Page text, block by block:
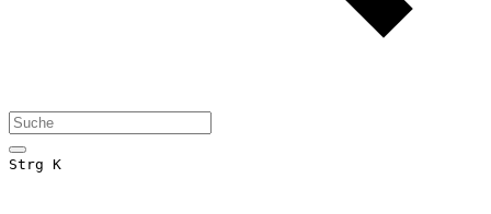
Strg K